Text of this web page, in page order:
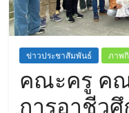
ข่าวประชาสัมพันธ์ ภาพ
คณะครู ค
การอาชีว